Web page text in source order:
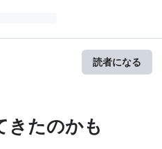
読者になる
きたのかも